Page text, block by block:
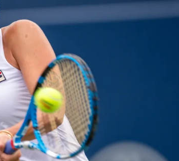
Motorsport
Olympijské hry
Parasport
Plavání
Plážový volejbal
Triatlon